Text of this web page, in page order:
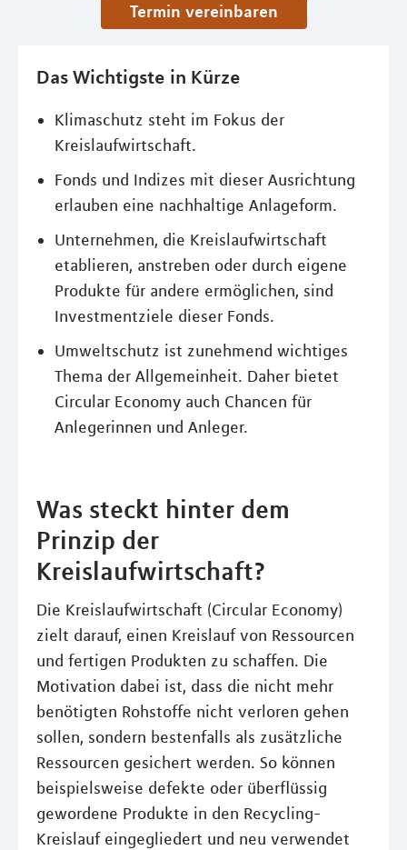
Termin vereinbaren
Das Wichtigste in Kürze
Klimaschutz steht im Fokus der
Kreislaufwirtschaft.
Fonds und Indizes mit dieser Ausrichtung
erlauben eine nachhaltige Anlageform.
Unternehmen, die Kreislaufwirtschaft
etablieren, anstreben oder durch eigene
Produkte für andere ermöglichen, sind
Investmentziele dieser Fonds.
Umweltschutz ist zunehmend wichtiges
Thema der Allgemeinheit. Daher bietet
Circular Economy auch Chancen für
Anlegerinnen und Anleger.
Was steckt hinter dem
Prinzip der
Kreislaufwirtschaft?
Die Kreislaufwirtschaft (Circular Economy)
zielt darauf, einen Kreislauf von Ressourcen
und fertigen Produkten zu schaffen. Die
Motivation dabei ist, dass die nicht mehr
benötigten Rohstoffe nicht verloren gehen
sollen, sondern bestenfalls als zusätzliche
Ressourcen gesichert werden. So können
beispielsweise defekte oder überflüssig
gewordene Produkte in den Recycling-
Kreislauf eingegliedert und neu verwendet